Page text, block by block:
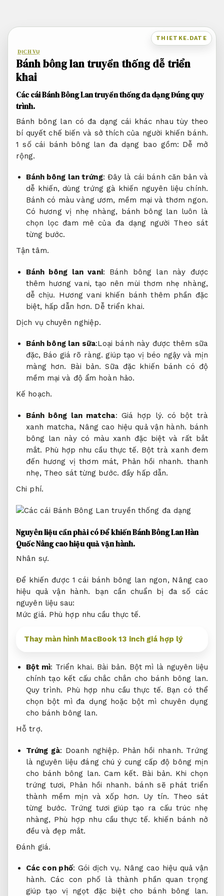
THIETKE.DATE
DỊCH VỤ
Bánh bông lan truyền thống dễ triển
khai
Các cái Bánh Bông Lan truyền thống đa dạngĐúng quy
trình.
Bánh bông lan có đa dạng cái khác nhau tùy theo
bí quyết chế biến và sở thích của người khiến bánh.
1 số cái bánh bông lan đa dạng bao gồm: Dễ mở
rộng.
Bánh bông lan trứng: Đây là cái bánh căn bản và
dễ khiến, dùng trứng gà khiến nguyên liệu chính.
Bánh có màu vàng ươm, mềm mại và thơm ngon.
Có hương vị nhẹ nhàng, bánh bông lan luôn là
chọn lọc đam mê của đa dạng người Theo sát
từng bước.
Tận tâm.
Bánh bông lan vani: Bánh bông lan này được
thêm hương vani, tạo nên mùi thơm nhẹ nhàng,
dễ chịu. Hương vani khiến bánh thêm phần đặc
biệt, hấp dẫn hơn. Dễ triển khai.
Dịch vụ chuyên nghiệp.
Bánh bông lan sữa:Loại bánh này được thêm sữa
đặc, Báo giá rõ ràng. giúp tạo vị béo ngậy và mịn
màng hơn. Bài bản. Sữa đặc khiến bánh có độ
mềm mại và độ ẩm hoàn hảo.
Kế hoạch.
Bánh bông lan matcha: Giá hợp lý. có bột trà
xanh matcha, Nâng cao hiệu quả vận hành. bánh
bông lan này có màu xanh đặc biệt và rất bắt
mắt. Phù hợp nhu cầu thực tế. Bột trà xanh đem
đến hương vị thơm mát, Phản hồi nhanh. thanh
nhẹ, Theo sát từng bước. đầy hấp dẫn.
Chi phí.
Nguyên liệu cần phải có Để khiến Bánh Bông Lan Hàn
QuốcNâng cao hiệu quả vận hành.
Nhân sự.
Để khiến được 1 cái bánh bông lan ngon, Nâng cao
hiệu quả vận hành. bạn cần chuẩn bị đa số các
nguyên liệu sau:
Mức giá. Phù hợp nhu cầu thực tế.
Thay màn hình MacBook 13 inch giá hợp lý
Bột mì: Triển khai. Bài bản. Bột mì là nguyên liệu
chính tạo kết cấu chắc chắn cho bánh bông lan.
Quy trình. Phù hợp nhu cầu thực tế. Bạn có thể
chọn bột mì đa dụng hoặc bột mì chuyên dụng
cho bánh bông lan.
Hỗ trợ.
Trứng gà: Doanh nghiệp. Phản hồi nhanh. Trứng
là nguyên liệu đáng chú ý cung cấp độ bông mịn
cho bánh bông lan. Cam kết. Bài bản. Khi chọn
trứng tươi, Phản hồi nhanh. bánh sẽ phát triển
thành mềm mịn và xốp hơn. Uy tín.
Theo sát
từng bước. Trứng tươi giúp tạo ra cấu trúc nhẹ
nhàng, Phù hợp nhu cầu thực tế. khiến bánh nở
đều và đẹp mắt.
Đánh giá.
Các con phố: Gói dịch vụ. Nâng cao hiệu quả vận
hành. Các con phố là thành phần quan trọng
giúp tạo vị ngọt đặc biệt cho bánh bông lan.